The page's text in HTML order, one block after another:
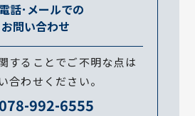
話･メールでの
お問い合わせ
することでご不明な点は
合わせください。
078-992-6555